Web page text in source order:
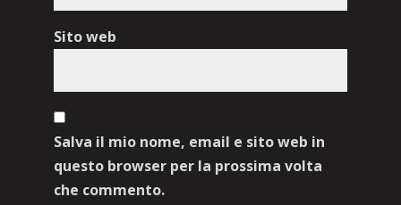
Sito web
Salva il mio nome, email e sito web in
questo browser per la prossima volta
che commento.